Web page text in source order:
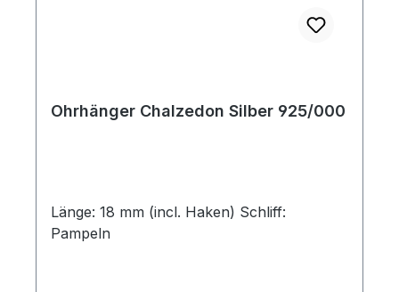
Ohrhänger Chalzedon Silber 925/000
Länge: 18 mm (incl. Haken) Schliff:
Pampeln